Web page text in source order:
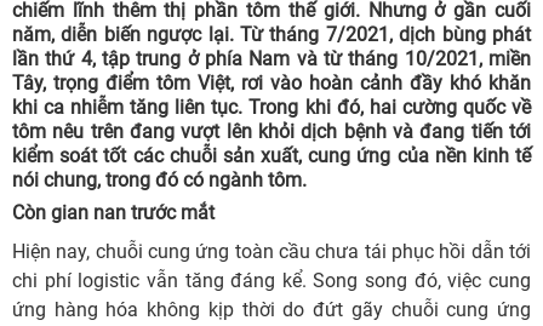
chiếm lĩnh thêm thị phần tôm thế giới. Nhưng ở gần cuối
năm, diễn biến ngược lại. Từ tháng 7/2021, dịch bùng phát
lần thứ 4, tập trung ở phía Nam và từ tháng 10/2021, miền
Tây, trọng điểm tôm Việt, rơi vào hoàn cảnh đầy khó khăn
khi ca nhiễm tăng liên tục. Trong khi đó, hai cường quốc về
tôm nêu trên đang vượt lên khỏi dịch bệnh và đang tiến tới
kiểm soát tốt các chuỗi sản xuất, cung ứng của nền kinh tế
nói chung, trong đó có ngành tôm.
Còn gian nan trước mắt
Hiện nay, chuỗi cung ứng toàn cầu chưa tái phục hồi dẫn tới
chi phí logistic vẫn tăng đáng kể. Song song đó, việc cung
ứng hàng hóa không kịp thời do đứt gãy chuỗi cung ứng